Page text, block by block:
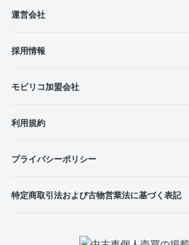
運営会社
採用情報
モビリコ加盟会社
利用規約
プライバシーポリシー
特定商取引法および古物営業法に基づく表記